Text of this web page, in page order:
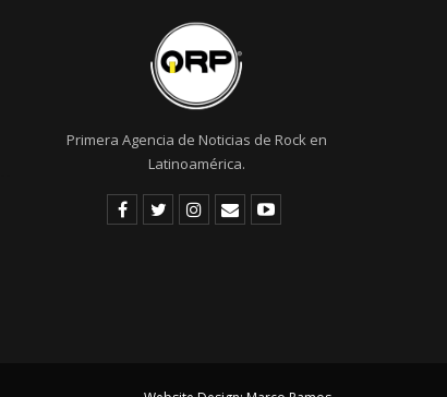
Primera Agencia de Noticias de Rock en
Latinoamérica.